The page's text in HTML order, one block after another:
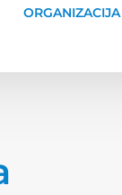
ORGANIZACIJA